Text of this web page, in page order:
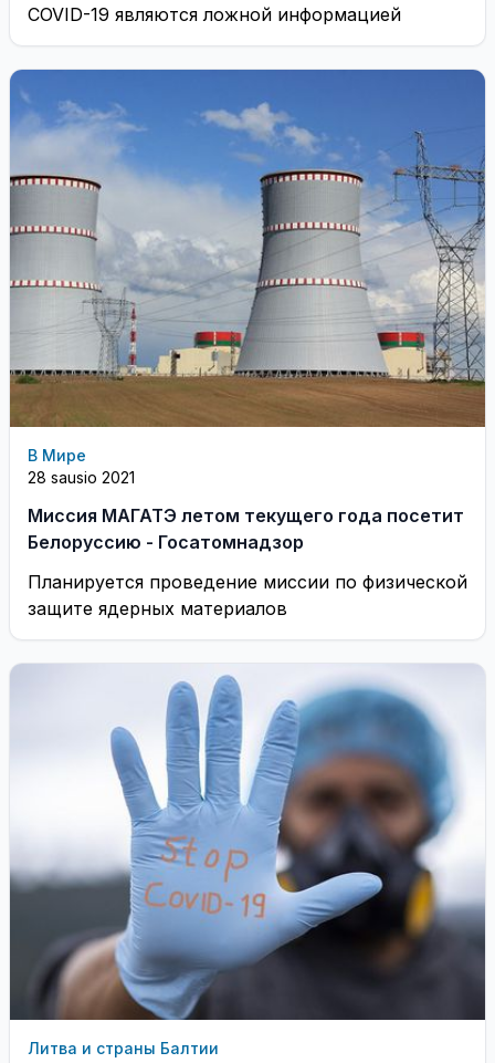
COVID-19 являются ложной информацией
В Мире
28 sausio 2021
Миссия МАГАТЭ летом текущего года посетит
Белоруссию - Госатомнадзор
Планируется проведение миссии по физической
защите ядерных материалов
Литва и страны Балтии